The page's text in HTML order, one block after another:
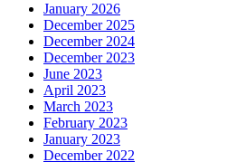
January 2026
December 2025
December 2024
December 2023
June 2023
April 2023
March 2023
February 2023
January 2023
December 2022